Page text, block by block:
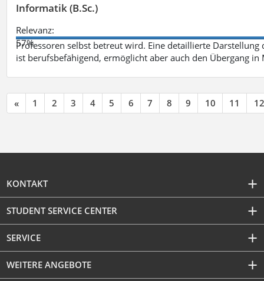
Informatik (B.Sc.)
Relevanz:
57%
Professoren selbst betreut wird. Eine detaillierte
ist berufsbefähigend, ermöglicht aber auch den Übergang in
« 1 2 3 4 5 6 7 8 9 10 11 12
KONTAKT
STUDENT SERVICE CENTER
SERVICE
WEITERE ANGEBOTE